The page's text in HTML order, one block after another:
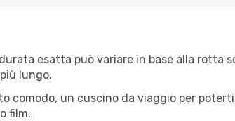
esatta può variare in base alla rotta
lungo.
comodo, un cuscino da viaggio per
film.